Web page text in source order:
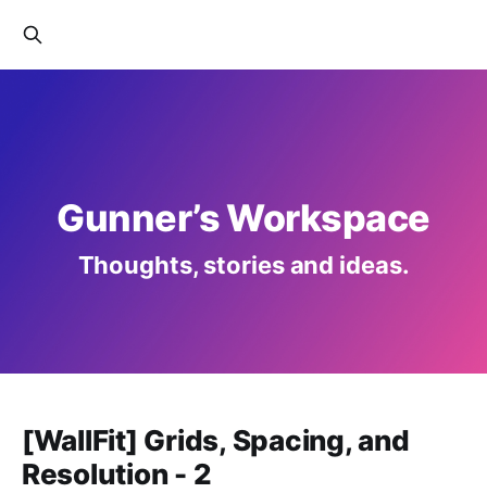
Gunner’s Workspace
Thoughts, stories and ideas.
[WallFit] Grids, Spacing, and
Resolution - 2